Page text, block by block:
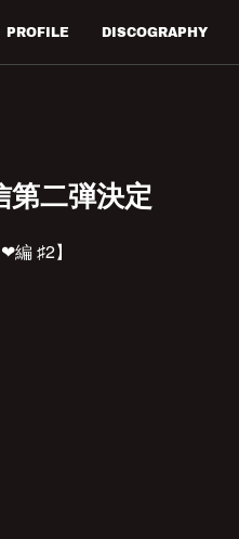
PROFILE DISCOGRAPHY
二弾決定
編 ♯2】